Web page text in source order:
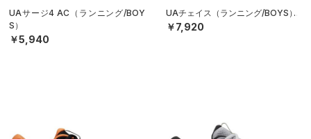
UAサージ4 AC（ランニング/BOY
S）
￥5,940
UAチェイス（ランニング/BOYS）
￥7,920